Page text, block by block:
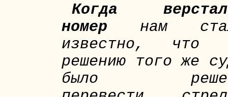
Когда
номер нам
известно, что
решению того же
было